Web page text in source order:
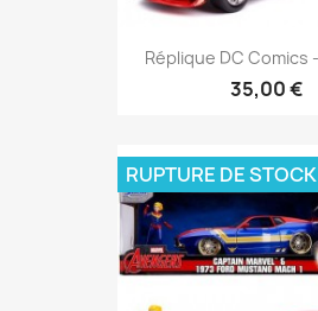
Réplique DC Comics
35,00 €
RUPTURE DE STOCK